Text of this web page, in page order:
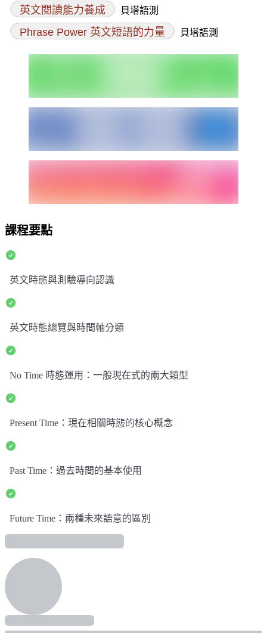
英文閱讀能力養成 貝塔語測
Phrase Power 英文短語的力量 貝塔語測
課程要點
英文時態與測驗導向認識
英文時態總覽與時間軸分類
No Time 時態運用：一般現在式的兩大類型
Present Time：現在相關時態的核心概念
Past Time：過去時間的基本使用
Future Time：兩種未來語意的區別